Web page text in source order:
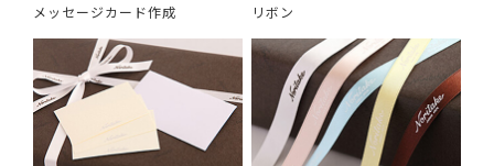
メッセージカード作成 リボン